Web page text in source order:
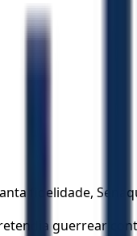
fidelidade,
guerrear